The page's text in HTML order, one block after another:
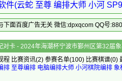
件(云蛇 至尊 编排大师 小河
下面百度广告无关 微信:dpxqcom QQ号
]的配对卡 - 2024年海潮杯宁波
程 比赛资讯(2) 参赛名单(100) 比赛棋谱(0)
排 至尊编排 电脑编排大师 小河棋院编排 象